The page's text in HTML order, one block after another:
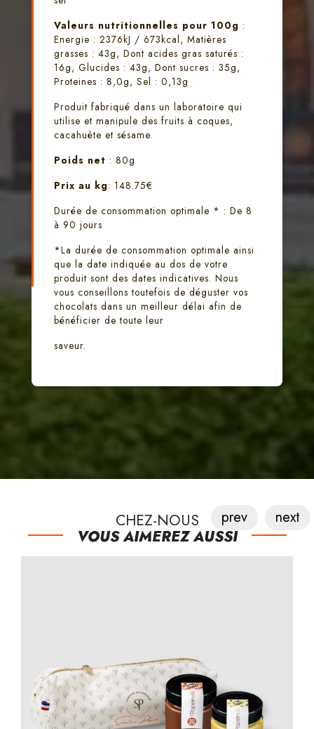
Valeurs nutritionnelles pour 100g :
Energie : 2376kJ / 673kcal, Matières
grasses : 43g, Dont acides gras saturés :
16g, Glucides : 43g, Dont sucres : 35g,
Proteines : 8,0g, Sel : 0,13g
Produit fabriqué dans un laboratoire qui
utilise et manipule des fruits à coques,
cacahuète et sésame.
Poids net : 80g
Prix au kg: 148.75€
Durée de consommation optimale * : De 8
à 90 jours
*La durée de consommation optimale ainsi
que la date indiquée au dos de votre
produit sont des dates indicatives. Nous
vous conseillons toutefois de déguster vos
chocolats dans un meilleur délai afin de
bénéficier de toute leur
saveur.
CHEZ-NOUS
VOUS AIMEREZ AUSSI
prev next